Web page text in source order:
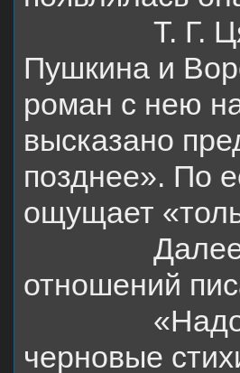
Т. Г.
Пушкина и
роман с нею
высказано
позднее». По
ощущает
отношений
черновые